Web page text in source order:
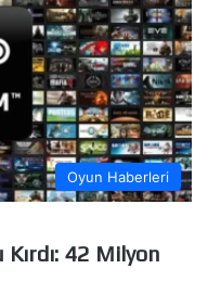
Oyun Haberleri
42 Milyon